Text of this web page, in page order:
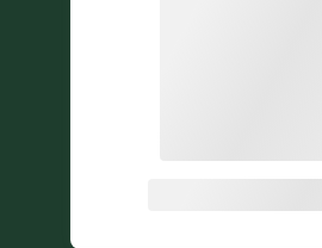
关注公众号后发送 “验证码”